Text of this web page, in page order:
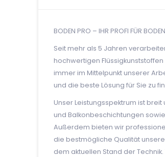
BODEN PRO – IHR PROFI FÜR
Seit mehr als 5 Jahren
hochwertigen
immer im Mittelpunkt unserer
und die beste Lösung für Sie zu
Unser Leistungsspektrum ist
und Balkonbeschichtungen
Außerdem bieten wir
die bestmögliche Qualität
dem aktuellen Stand der